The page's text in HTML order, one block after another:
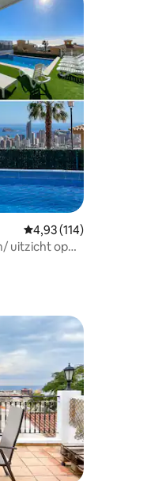
recensies
Gemiddelde
4,93 (114)
uitzicht op